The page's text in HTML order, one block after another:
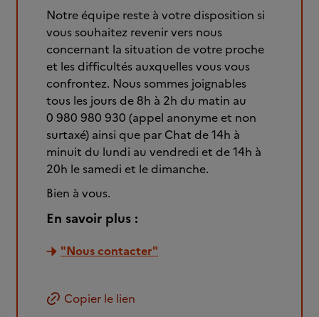
Notre équipe reste à votre disposition si
vous souhaitez revenir vers nous
concernant la situation de votre proche
et les difficultés auxquelles vous vous
confrontez. Nous sommes joignables
tous les jours de 8h à 2h du matin au
0 980 980 930 (appel anonyme et non
surtaxé) ainsi que par Chat de 14h à
minuit du lundi au vendredi et de 14h à
20h le samedi et le dimanche.
Bien à vous.
En savoir plus :
"Nous contacter"
Copier le lien